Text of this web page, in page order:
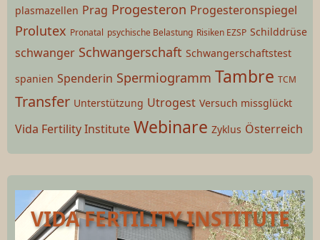
plasmazellen Prag Progesteron Progesteronspiegel
Prolutex Pronatal psychische Belastung Risiken EZSP Schilddrüse
schwanger Schwangerschaft Schwangerschaftstest
spanien Spenderin Spermiogramm Tambre TCM
Transfer Unterstützung Utrogest Versuch missglückt
Vida Fertility Institute Webinare Zyklus Österreich
VIDA FERTILITY INSTITUTE